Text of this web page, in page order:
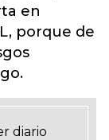
en
porque de
diario